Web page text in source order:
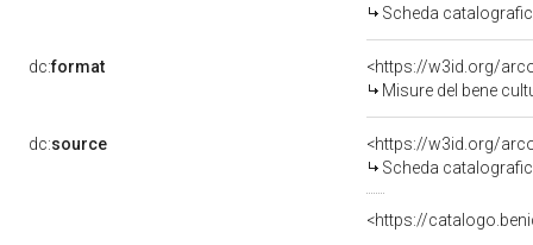
Scheda
dc:format
<https://w3id.org/
Misure del bene
dc:source
<https://w3id.org/
Scheda
<https://